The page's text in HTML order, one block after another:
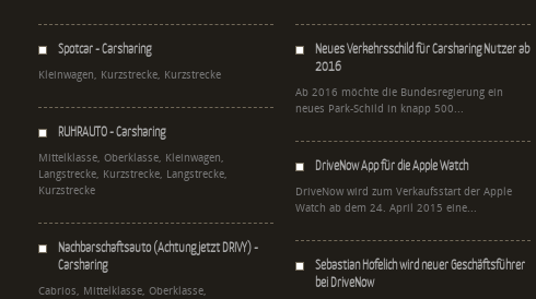
Spotcar - Carsharing
Kleinwagen, Kurzstrecke, Kurzstrecke
RUHRAUTO - Carsharing
Mittelklasse, Oberklasse, Kleinwagen,
Langstrecke, Kurzstrecke, Langstrecke,
Kurzstrecke
Nachbarschaftsauto (Achtung jetzt DRIVY) -
Carsharing
Cabrios, Mittelklasse, Oberklasse,
Neues Verkehrsschild für Carsharing Nutzer ab
2016
Ab 2016 möchte die Bundesregierung ein
neues Park-Schild in knapp 500...
DriveNow App für die Apple Watch
DriveNow wird zum Verkaufsstart der Apple
Watch ab dem 24. April 2015 eine...
Sebastian Hofelich wird neuer Geschäftsführer
bei DriveNow